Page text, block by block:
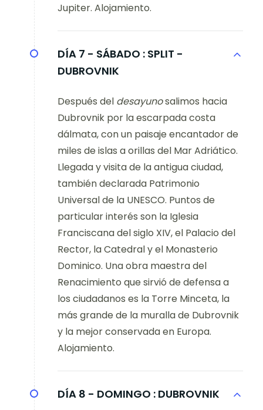
Jupiter. Alojamiento.
DÍA 7 - SÁBADO : SPLIT -
DUBROVNIK
Después del desayunosalimos hacia
Dubrovnik por la escarpada costa
dálmata, con un paisaje encantador de
miles de islas a orillas del Mar Adriático.
Llegada y visita de la antigua ciudad,
también declarada Patrimonio
Universal de la UNESCO. Puntos de
particular interés son la Iglesia
Franciscana del siglo XIV, el Palacio del
Rector, la Catedral y el Monasterio
Dominico. Una obra maestra del
Renacimiento que sirvió de defensa a
los ciudadanos es la Torre Minceta, la
más grande de la muralla de Dubrovnik
y la mejor conservada en Europa.
Alojamiento.
DÍA 8 - DOMINGO : DUBROVNIK